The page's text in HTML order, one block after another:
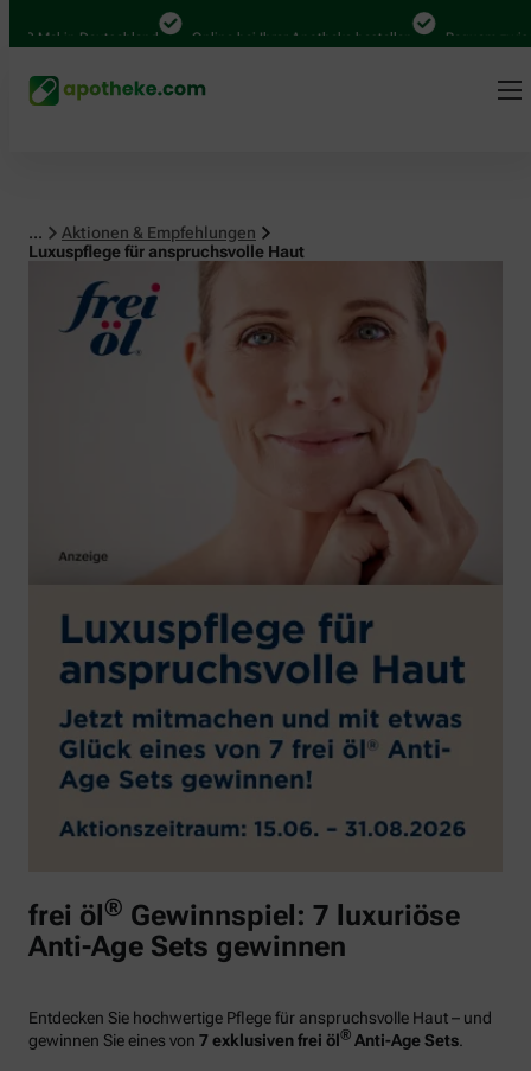
in Deutschland Online bei Ihrer Apotheke bestellen Bequem zwischen
...
Aktionen & Empfehlungen
Luxuspflege für anspruchsvolle Haut
frei öl ® Gewinnspiel: 7 luxuriöse
Anti-Age Sets gewinnen
Entdecken Sie hochwertige Pflege für anspruchsvolle Haut – und
gewinnen Sie eines von 7 exklusiven frei öl® Anti-Age Sets